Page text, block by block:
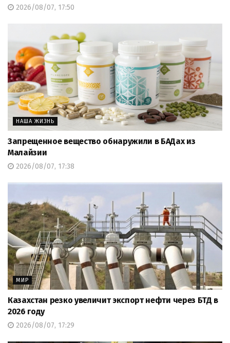
2026/08/07, 17:50
НАША ЖИЗНЬ
Запрещенное вещество обнаружили в БАДах из
Малайзии
2026/08/07, 17:38
МИР
Казахстан резко увеличит экспорт нефти через БТД в
2026 году
2026/08/07, 17:29